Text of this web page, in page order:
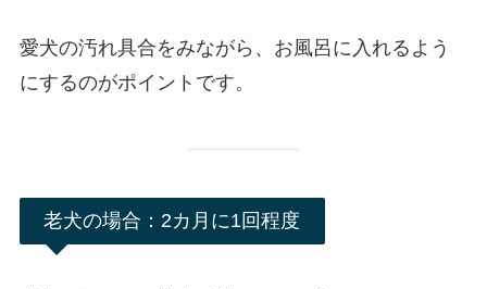
愛犬の汚れ具合をみながら、お風呂に入れるよう
にするのがポイントです。
老犬の場合：2カ月に1回程度